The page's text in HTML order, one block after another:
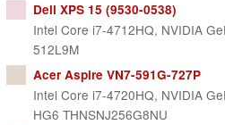
Dell XPS 15 (9530-0538)
Intel Core i7-4712HQ, NVIDIA
512L9M
Acer Aspire VN7-591G-727P
Intel Core i7-4720HQ, NVIDIA
HG6 THNSNJ256G8NU